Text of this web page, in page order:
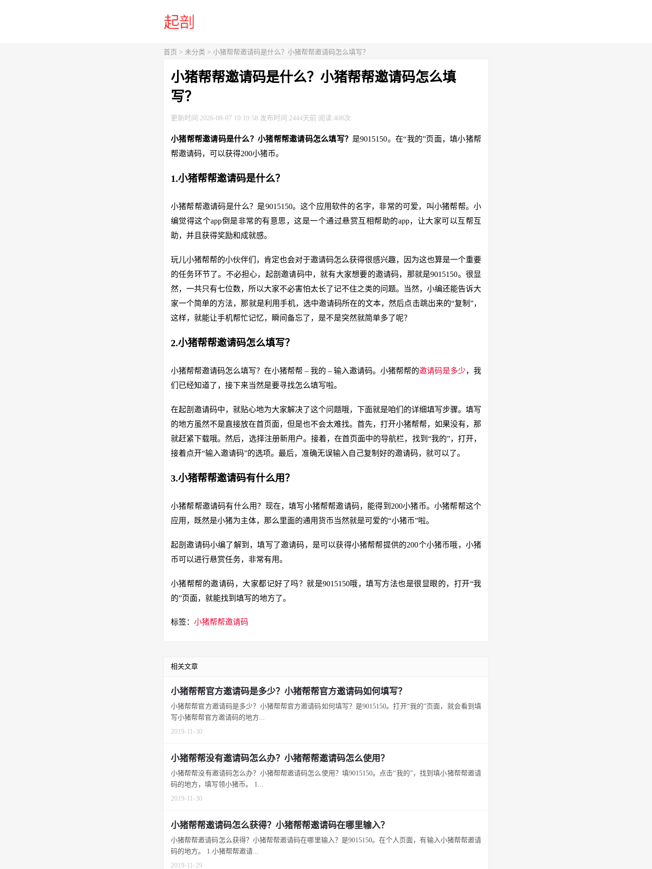
首页 > 未分类 > 小猪帮帮邀请码是什么？小猪帮帮邀请码怎么填写？
小猪帮帮邀请码是什么？小猪帮帮邀请码怎么填
写？
更新时间:2026-08-07 10:19:58 发布时间:2444天前 阅读:408次
小猪帮帮邀请码是什么？小猪帮帮邀请码怎么填写？ 是9015150。在“我的”页面，填小猪帮
帮邀请码，可以获得200小猪币。
1.小猪帮帮邀请码是什么？
小猪帮帮邀请码是什么？是9015150。这个应用软件的名字，非常的可爱，叫小猪帮帮。小
编觉得这个app倒是非常的有意思，这是一个通过悬赏互相帮助的app，让大家可以互帮互
助，并且获得奖励和成就感。
玩儿小猪帮帮的小伙伴们，肯定也会对于邀请码怎么获得很感兴趣，因为这也算是一个重要
的任务环节了。不必担心，起剖邀请码中，就有大家想要的邀请码，那就是9015150。很显
然，一共只有七位数，所以大家不必害怕太长了记不住之类的问题。当然，小编还能告诉大
家一个简单的方法，那就是利用手机，选中邀请码所在的文本，然后点击跳出来的“复制”，
这样，就能让手机帮忙记忆，瞬间备忘了，是不是突然就简单多了呢？
2.小猪帮帮邀请码怎么填写？
小猪帮帮邀请码怎么填写？在小猪帮帮 – 我的 – 输入邀请码。小猪帮帮的邀请码是多少，我
们已经知道了，接下来当然是要寻找怎么填写啦。
在起剖邀请码中，就贴心地为大家解决了这个问题哦，下面就是咱们的详细填写步骤。填写
的地方虽然不是直接放在首页面，但是也不会太难找。首先，打开小猪帮帮，如果没有，那
就赶紧下载哦。然后，选择注册新用户。接着，在首页面中的导航栏，找到“我的”，打开，
接着点开“输入邀请码”的选项。最后，准确无误输入自己复制好的邀请码，就可以了。
3.小猪帮帮邀请码有什么用？
小猪帮帮邀请码有什么用？现在，填写小猪帮帮邀请码，能得到200小猪币。小猪帮帮这个
应用，既然是小猪为主体，那么里面的通用货币当然就是可爱的“小猪币”啦。
起剖邀请码小编了解到，填写了邀请码，是可以获得小猪帮帮提供的200个小猪币哦，小猪
币可以进行悬赏任务，非常有用。
小猪帮帮的邀请码，大家都记好了吗？就是9015150哦，填写方法也是很显眼的，打开“我
的”页面，就能找到填写的地方了。
标签： 小猪帮帮邀请码
相关文章
小猪帮帮官方邀请码是多少？小猪帮帮官方邀请码如何填写？
小猪帮帮官方邀请码是多少？小猪帮帮官方邀请码如何填写？是9015150。打开“我的”页面，就会看到填
写小猪帮帮官方邀请码的地方...
2019-11-30
小猪帮帮没有邀请码怎么办？小猪帮帮邀请码怎么使用？
小猪帮帮没有邀请码怎么办？小猪帮帮邀请码怎么使用？填9015150。点击“我的”，找到填小猪帮帮邀请
码的地方，填写领小猪币。 1...
2019-11-30
小猪帮帮邀请码怎么获得？小猪帮帮邀请码在哪里输入？
小猪帮帮邀请码怎么获得？小猪帮帮邀请码在哪里输入？是9015150。在个人页面，有输入小猪帮帮邀请
码的地方。 1.小猪帮帮邀请...
2019-11-29